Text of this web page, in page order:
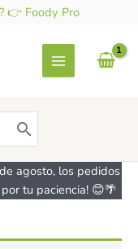
👉 Foody Pro
agosto, los pedidos
tu paciencia! 😊🌴